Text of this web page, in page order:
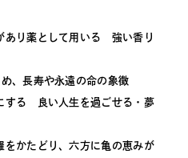
あり薬として用いる 強い香り
、長寿や永遠の命の象徴
する 良い人生を過ごせる・夢
かたどり、六方に亀の恵みが